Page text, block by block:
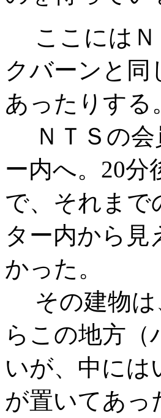
ここにはＮ
クバーンと同
あったりする
ＮＴＳの会
ー内へ。20
で、それまで
ター内から
かった。
その建物は
らこの地方
いが、中には
が置いてあっ